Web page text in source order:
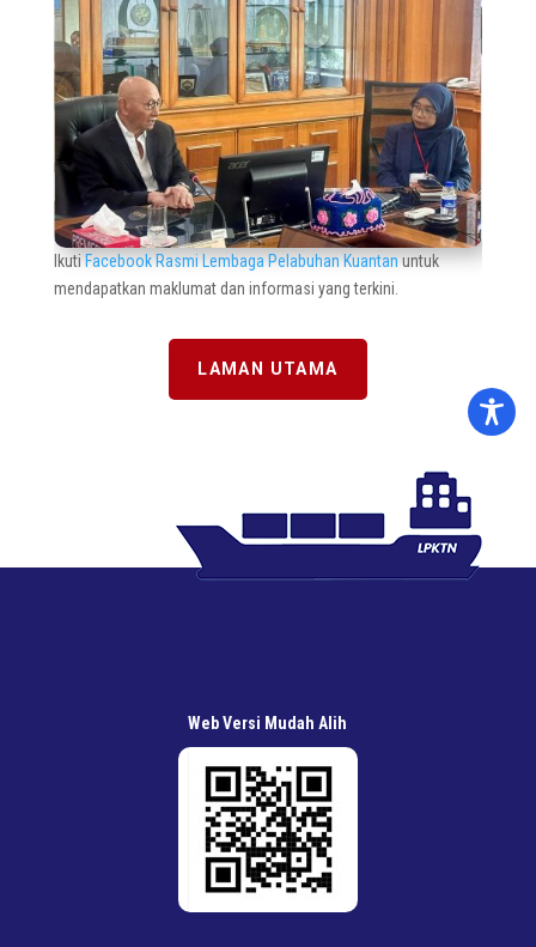
IkutiFacebook Rasmi Lembaga Pelabuhan Kuantanuntuk
mendapatkan maklumat dan informasi yang terkini.
LAMAN UTAMA
Web Versi Mudah Alih